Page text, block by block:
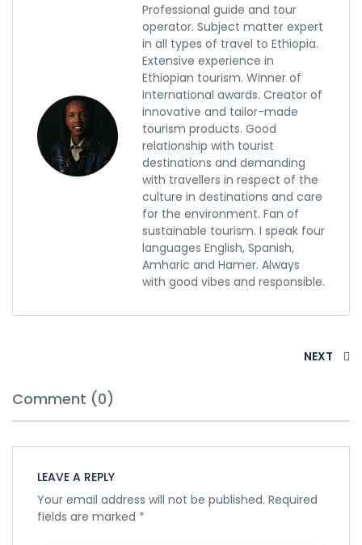
Professional guide and tour
operator. Subject matter expert
in all types of travel to Ethiopia.
Extensive experience in
Ethiopian tourism. Winner of
international awards. Creator of
innovative and tailor-made
tourism products. Good
relationship with tourist
destinations and demanding
with travellers in respect of the
culture in destinations and care
for the environment. Fan of
sustainable tourism. I speak four
languages English, Spanish,
Amharic and Hamer. Always
with good vibes and responsible.
NEXT
Comment (0)
LEAVE A REPLY
Your email address will not be published. Required
fields are marked *